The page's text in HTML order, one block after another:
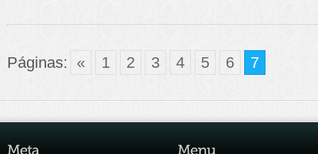
Páginas: « 1 2 3 4 5 6 7